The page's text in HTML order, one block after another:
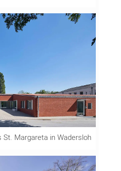
Margareta in Wadersloh